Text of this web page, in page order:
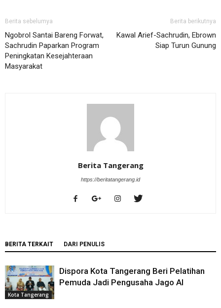
Berita sebelumya
Ngobrol Santai Bareng Forwat,
Sachrudin Paparkan Program
Peningkatan Kesejahteraan
Masyarakat
Berita berikutnya
Kawal Arief-Sachrudin, Ebrown
Siap Turun Gunung
Berita Tangerang
https://beritatangerang.id
BERITA TERKAIT DARI PENULIS
Kota Tangerang
Dispora Kota Tangerang Beri Pelatihan
Pemuda Jadi Pengusaha Jago AI